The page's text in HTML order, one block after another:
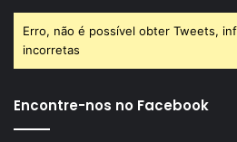
Erro, não é possível obter Tweets,
incorretas
Encontre-nos no Facebook